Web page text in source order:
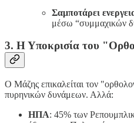
Σαμποτάρει
μέσω “συμμαχικών
3. Η Υποκρισία του
Ο Μάζης επικαλείται τον
πυρηνικών δυνάμεων. Αλλά:
ΗΠΑ: 45% των